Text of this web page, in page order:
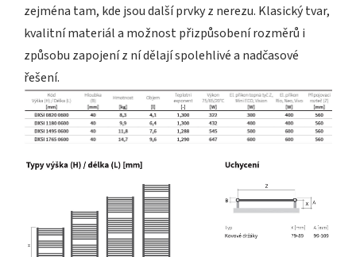
zejména tam, kde jsou další prvky z nerezu. Klasický tvar,
kvalitní materiál a možnost přizpůsobení rozměrů i
způsobu zapojení z ní dělají spolehlivé a nadčasové
řešení.